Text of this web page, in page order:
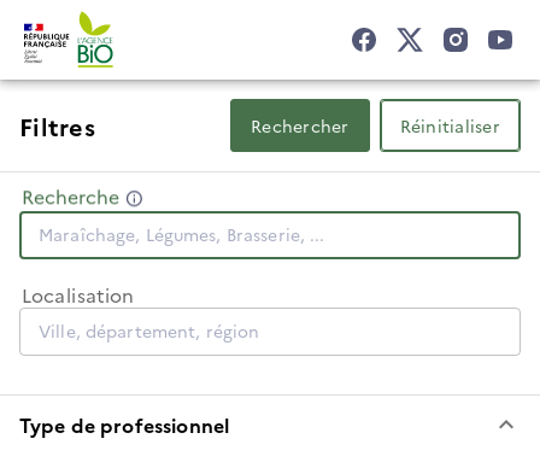
Filtres Rechercher Réinitialiser
Recherche
Localisation
Type de professionnel keyboard_arrow_down